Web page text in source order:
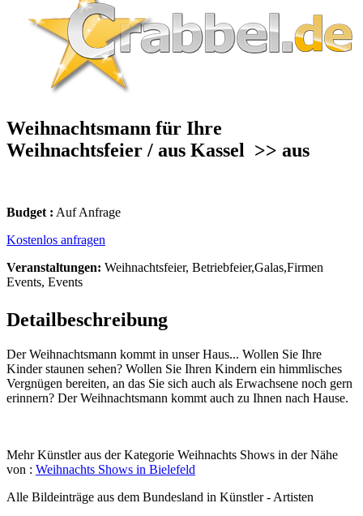
Weihnachtsmann für Ihre
Weihnachtsfeier / aus Kassel >> aus
Budget : Auf Anfrage
Kostenlos anfragen
Veranstaltungen: Weihnachtsfeier, Betriebfeier,Galas,Firmen
Events, Events
Detailbeschreibung
Der Weihnachtsmann kommt in unser Haus... Wollen Sie Ihre
Kinder staunen sehen? Wollen Sie Ihren Kindern ein himmlisches
Vergnügen bereiten, an das Sie sich auch als Erwachsene noch gern
erinnern? Der Weihnachtsmann kommt auch zu Ihnen nach Hause.
Mehr Künstler aus der Kategorie Weihnachts Shows in der Nähe
von : Weihnachts Shows in Bielefeld
Alle Bildeinträge aus dem Bundesland in Künstler - Artisten